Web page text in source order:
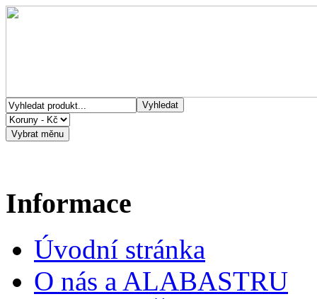
Informace
Úvodní stránka
O nás a ALABASTRU